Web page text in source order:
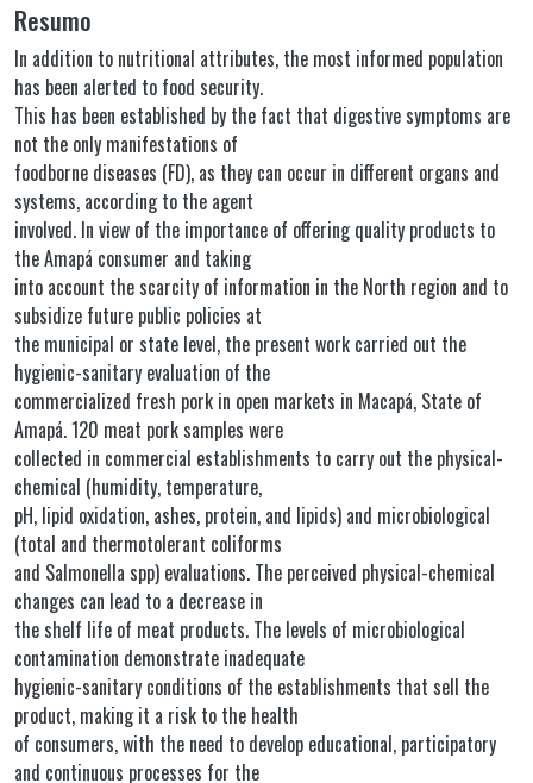
Resumo
In addition to nutritional attributes, the most informed population
has been alerted to food security.
This has been established by the fact that digestive symptoms are
not the only manifestations of
foodborne diseases (FD), as they can occur in different organs and
systems, according to the agent
involved. In view of the importance of offering quality products to
the Amapá consumer and taking
into account the scarcity of information in the North region and to
subsidize future public policies at
the municipal or state level, the present work carried out the
hygienic-sanitary evaluation of the
commercialized fresh pork in open markets in Macapá, State of
Amapá. 120 meat pork samples were
collected in commercial establishments to carry out the physical-
chemical (humidity, temperature,
pH, lipid oxidation, ashes, protein, and lipids) and microbiological
(total and thermotolerant coliforms
and Salmonella spp) evaluations. The perceived physical-chemical
changes can lead to a decrease in
the shelf life of meat products. The levels of microbiological
contamination demonstrate inadequate
hygienic-sanitary conditions of the establishments that sell the
product, making it a risk to the health
of consumers, with the need to develop educational, participatory
and continuous processes for the